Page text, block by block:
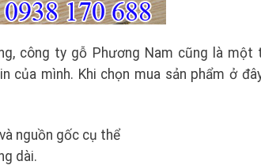
công ty gỗ Phương Nam cũng là một
mình. Khi chọn mua sản phẩm ở
nguồn gốc cụ thể
dài.